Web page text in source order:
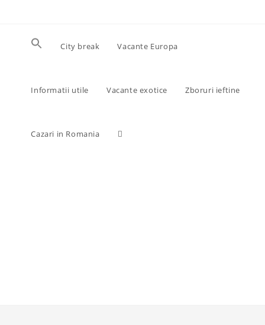
City break Vacante Europa
Informatii utile Vacante exotice Zboruri ieftine
Cazari in Romania Toggle